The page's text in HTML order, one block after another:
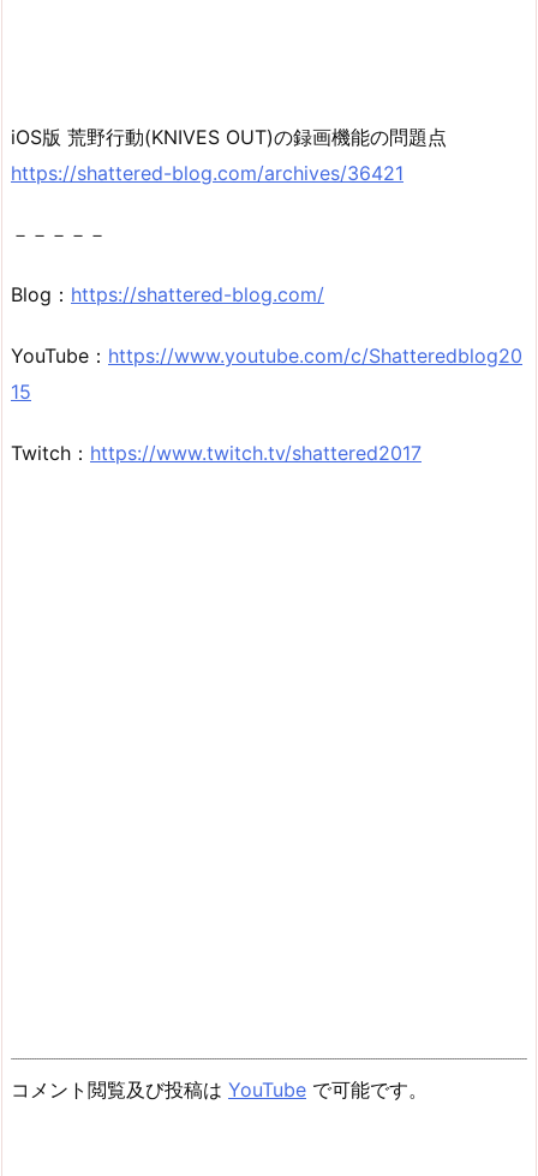
iOS版 荒野行動(KNIVES OUT)の録画機能の問題点
https://shattered-blog.com/archives/36421
－－－－－
Blog： https://shattered-blog.com/
YouTube： https://www.youtube.com/c/Shatteredblog20
15
Twitch： https://www.twitch.tv/shattered2017
コメント閲覧及び投稿は YouTube で可能です。